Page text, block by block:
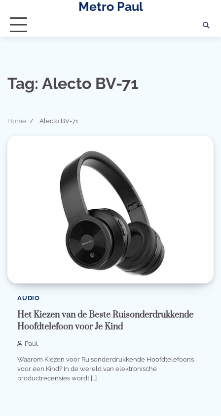
content
Metro Paul
Tag: Alecto BV-71
Home Alecto BV-71
AUDIO
Het Kiezen van de Beste Ruisonderdrukkende
Hoofdtelefoon voor Je Kind
Paul
Waarom Kiezen voor Ruisonderdrukkende Hoofdtelefoons
voor een Kind? In de wereld van elektronische
productrecensies wordt […]